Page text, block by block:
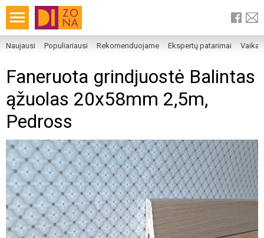
Naujausi Populiariausi Rekomenduojame Ekspertų patarimai
Faneruota grindjuostė Balintas
ąžuolas 20x58mm 2,5m,
Pedross